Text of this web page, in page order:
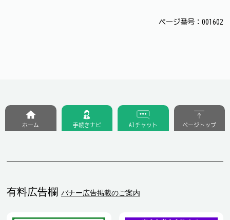
ページ番号：001602
有料広告欄 バナー広告掲載のご案内
ホーム 手続きナビ AIチャット ページトップ